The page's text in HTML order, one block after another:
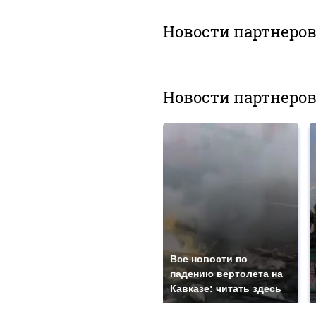
Новости партнеров
Новости партнеров
Все новости по
падению вертолета на
Кавказе: читать здесь